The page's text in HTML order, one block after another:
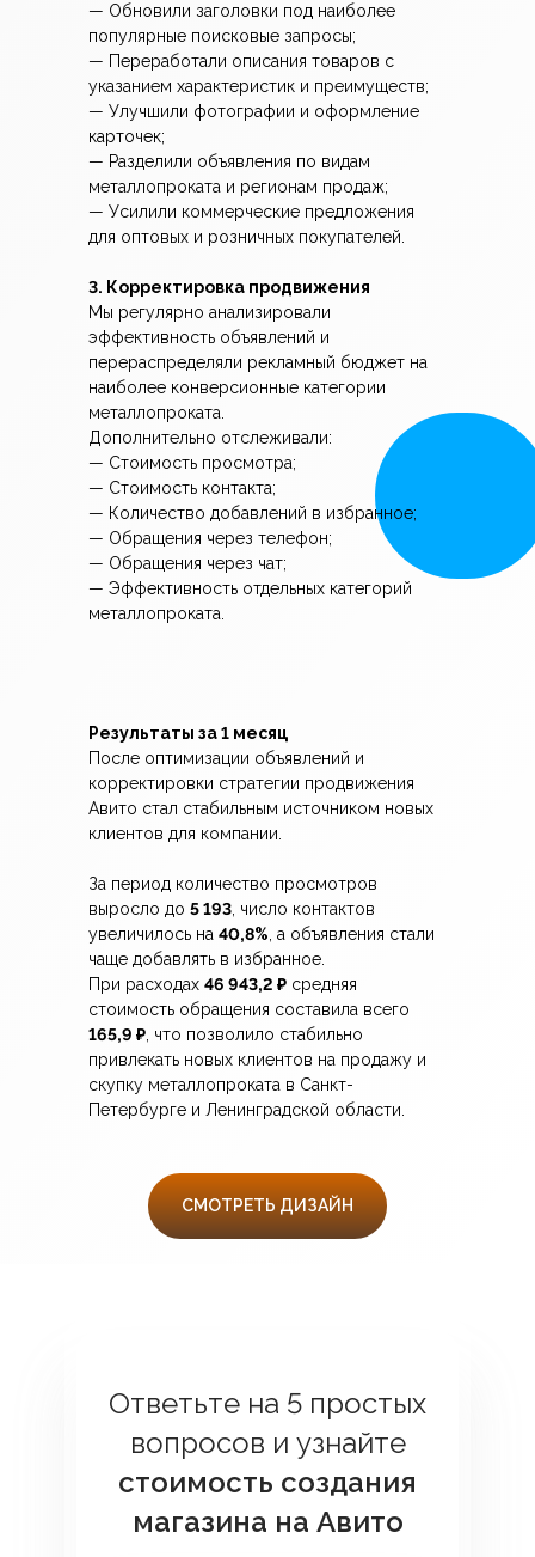
— Обновили заголовки под наиболее
популярные поисковые запросы;
— Переработали описания товаров с
указанием характеристик и преимуществ;
— Улучшили фотографии и оформление
карточек;
— Разделили объявления по видам
металлопроката и регионам продаж;
— Усилили коммерческие предложения
для оптовых и розничных покупателей.
3. Корректировка продвижения
Мы регулярно анализировали
эффективность объявлений и
перераспределяли рекламный бюджет на
наиболее конверсионные категории
металлопроката.
Дополнительно отслеживали:
— Стоимость просмотра;
— Стоимость контакта;
— Количество добавлений в избранное;
— Обращения через телефон;
— Обращения через чат;
— Эффективность отдельных категорий
металлопроката.
Результаты за 1 месяц
После оптимизации объявлений и
корректировки стратегии продвижения
Авито стал стабильным источником новых
клиентов для компании.
За период количество просмотров
выросло до 5 193 , число контактов
увеличилось на 40,8% , а объявления стали
чаще добавлять в избранное.
При расходах 46 943,2 ₽ средняя
стоимость обращения составила всего
165,9 ₽ , что позволило стабильно
привлекать новых клиентов на продажу и
скупку металлопроката в Санкт-
Петербурге и Ленинградской области.
СМОТРЕТЬ ДИЗАЙН
Ответьте на 5 простых
вопросов и узнайте
стоимость создания
магазина на Авито